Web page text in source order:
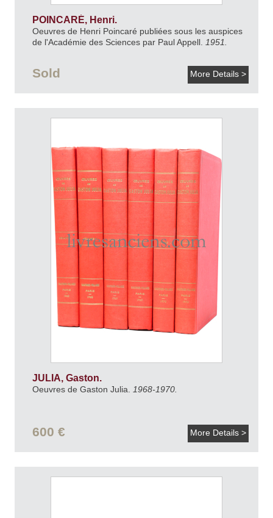
POINCARÉ, Henri.
Oeuvres de Henri Poincaré publiées sous les auspices
de l'Académie des Sciences par Paul Appell.
1951.
Sold More Details >
JULIA, Gaston.
Oeuvres de Gaston Julia. 1968-1970.
600 € More Details >